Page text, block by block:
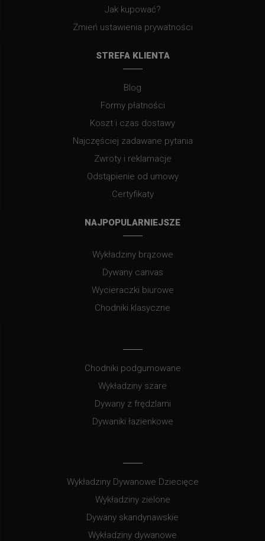
Jak kupować?
Zmień ustawienia prywatności
STREFA KLIENTA
Blog
Formy płatności
Koszt i czas dostawy
Najczęściej zadawane pytania
Zwroty i reklamacje
Odstąpienie od umowy
Certyfikaty
NAJPOPULARNIEJSZE
Wykładziny brązowe
Dywany canvas
Wycieraczki biurowe
Chodniki klasyczne
Chodniki podgumowane
Wykładziny szare
Dywany z frędzlami
Dywaniki łazienkowe
Wykładziny Dywanowe Dziecięce
Wykładziny zielone
Dywany skandynawskie
Wykładziny dywanowe